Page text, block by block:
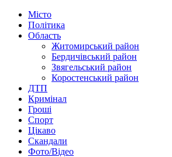
Місто
Політика
Область
Житомирський район
Бердичівський район
Звягельський район
Коростенський район
ДТП
Кримінал
Гроші
Спорт
Цікаво
Скандали
Фото/Відео